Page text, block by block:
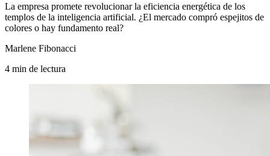
La empresa promete revolucionar la eficiencia energética de los
templos de la inteligencia artificial. ¿El mercado compró espejitos de
colores o hay fundamento real?
Marlene Fibonacci
4 min de lectura